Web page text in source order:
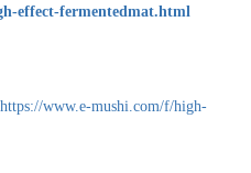
effect-fermentedmat.html
www.e-mushi.com/f/high-